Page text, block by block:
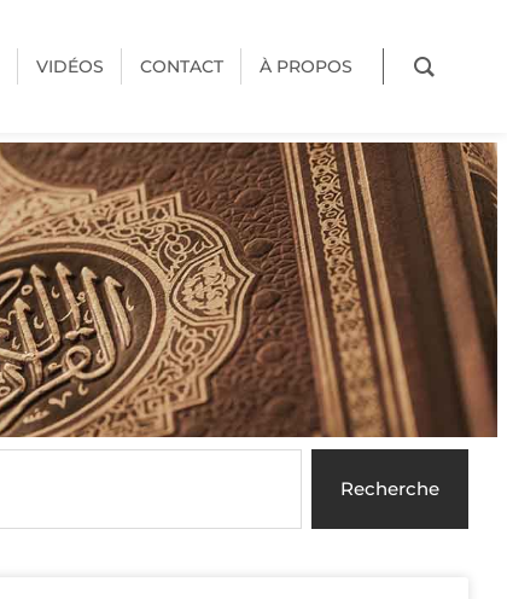
VIDÉOS CONTACT À PROPOS
Recherche